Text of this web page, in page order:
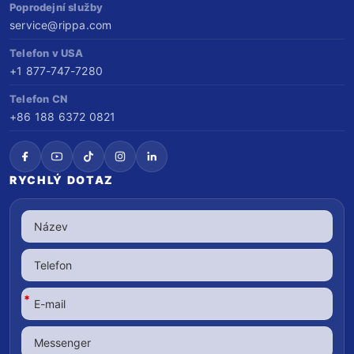
Poprodejní služby
service@rippa.com
Telefon v USA
+1 877-747-7280
Telefon CN
+86 188 6372 0821
RYCHLÝ DOTAZ
*